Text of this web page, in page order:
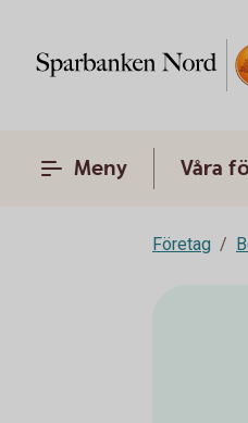
Meny Våra
Företag